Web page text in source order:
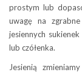
prostym lub
uwagę na
jesiennych
lub czółenka.
Jesienią